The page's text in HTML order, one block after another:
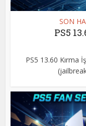
SON
PS5
PS5 13.60 Kırma